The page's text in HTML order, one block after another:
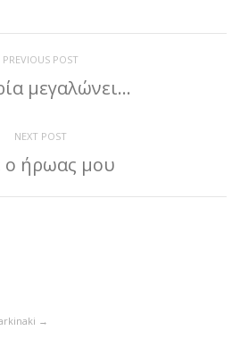
PREVIOUS POST
μεγαλώνει…
NEXT POST
ο ήρωας μου
→